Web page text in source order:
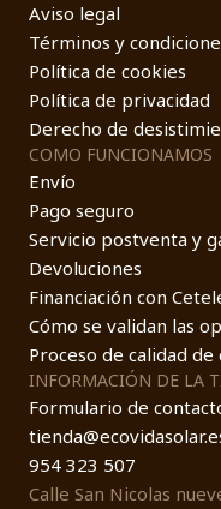
Aviso legal
Términos y
Política de cookies
Política de privacidad
Derecho de
COMO FUNCIONAMOS
Envío
Pago seguro
Servicio postventa y
Devoluciones
Financiación con
Cómo se validan las
Proceso de calidad
INFORMACIÓN DE LA
Formulario de
954 323 507
Calle San Nicolas